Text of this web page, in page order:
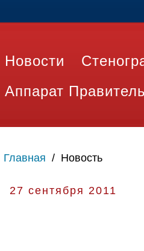
Новости
Аппарат
Главная / Новость
27 сентября 2011